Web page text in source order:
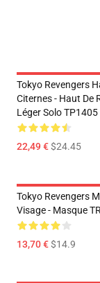
Tokyo Revengers
Citernes - Haut De
Léger Solo TP1405
22,49 €$24.45
Tokyo Revengers
Visage - Masque
13,70 €$14.9